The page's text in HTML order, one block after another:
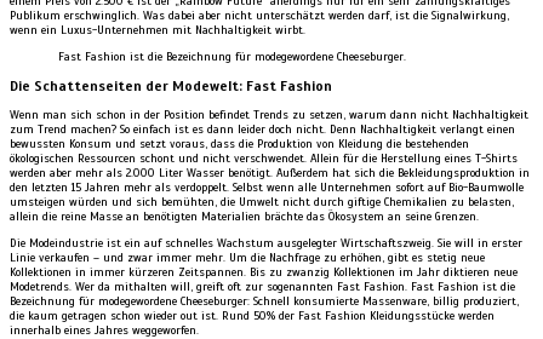
Publikum erschwinglich. Was dabei aber nicht unterschätzt werden darf, ist die Signalwirkung,
wenn ein Luxus-Unternehmen mit Nachhaltigkeit wirbt.
Fast Fashion ist die Bezeichnung für modegewordene Cheeseburger.
Die Schattenseiten der Modewelt: Fast Fashion
Wenn man sich schon in der Position befindet Trends zu setzen, warum dann nicht Nachhaltigkeit
zum Trend machen? So einfach ist es dann leider doch nicht. Denn Nachhaltigkeit verlangt einen
bewussten Konsum und setzt voraus, dass die Produktion von Kleidung die bestehenden
ökologischen Ressourcen schont und nicht verschwendet. Allein für die Herstellung eines T-Shirts
werden aber mehr als 2.000 Liter Wasser benötigt. Außerdem hat sich die Bekleidungsproduktion in
den letzten 15 Jahren mehr als verdoppelt. Selbst wenn alle Unternehmen sofort auf Bio-Baumwolle
umsteigen würden und sich bemühten, die Umwelt nicht durch giftige Chemikalien zu belasten,
allein die reine Masse an benötigten Materialien brächte das Ökosystem an seine Grenzen.
Die Modeindustrie ist ein auf schnelles Wachstum ausgelegter Wirtschaftszweig. Sie will in erster
Linie verkaufen – und zwar immer mehr. Um die Nachfrage zu erhöhen, gibt es stetig neue
Kollektionen in immer kürzeren Zeitspannen. Bis zu zwanzig Kollektionen im Jahr diktieren neue
Modetrends. Wer da mithalten will, greift oft zur sogenannten Fast Fashion. Fast Fashion ist die
Bezeichnung für modegewordene Cheeseburger: Schnell konsumierte Massenware, billig produziert,
die kaum getragen schon wieder out ist. Rund 50% der Fast Fashion Kleidungsstücke werden
innerhalb eines Jahres weggeworfen.